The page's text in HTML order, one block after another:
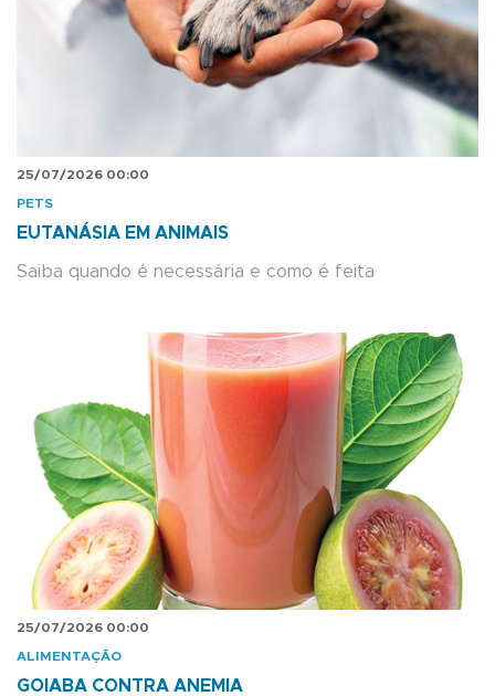
25/07/2026 00:00
PETS
EUTANÁSIA EM ANIMAIS
Saiba quando é necessária e como é feita
25/07/2026 00:00
ALIMENTAÇÃO
GOIABA CONTRA ANEMIA